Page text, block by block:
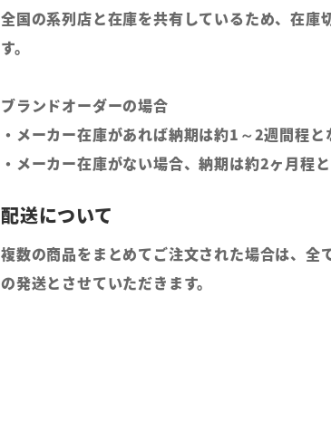
全国の系列店と在庫を共有しているため、在庫
す。
ブランドオーダーの場合
・メーカー在庫があれば納期は約1～2週間程と
・メーカー在庫がない場合、納期は約2ヶ月程と
複数の商品をまとめてご注文された場合は、全
の発送とさせていただきます。